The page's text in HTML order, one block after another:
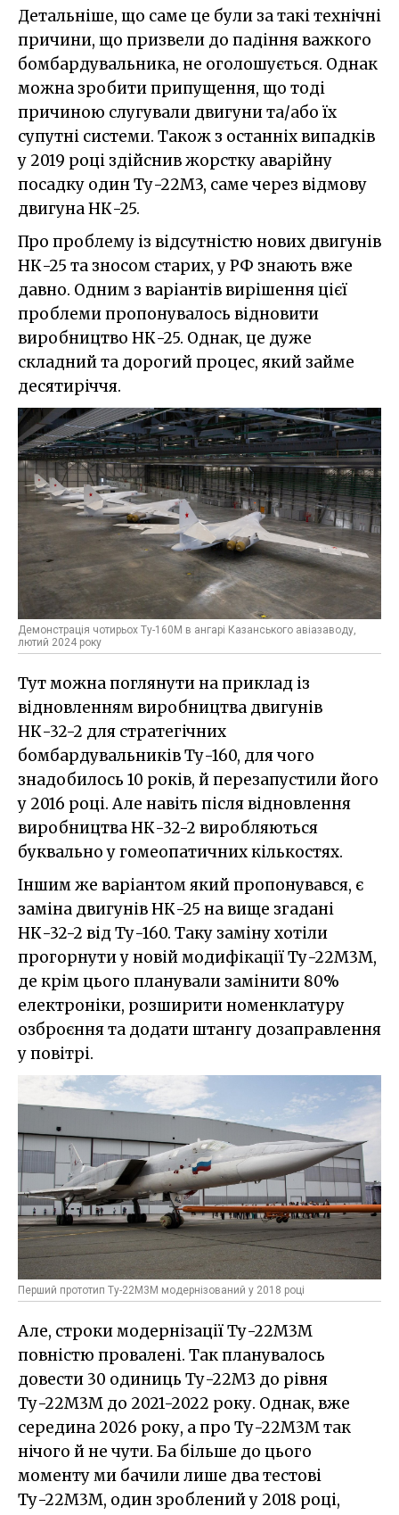
Детальніше, що саме це були за такі технічні
причини, що призвели до падіння важкого
бомбардувальника, не оголошується. Однак
можна зробити припущення, що тоді
причиною слугували двигуни та/або їх
супутні системи. Також з останніх випадків
у 2019 році здійснив жорстку аварійну
посадку один Ту-22М3, саме через відмову
двигуна НК-25.
Про проблему із відсутністю нових двигунів
НК-25 та зносом старих, у РФ знають вже
давно. Одним з варіантів вирішення цієї
проблеми пропонувалось відновити
виробництво НК-25. Однак, це дуже
складний та дорогий процес, який займе
десятиріччя.
Демонстрація чотирьох Ту-160М в ангарі Казанського авіазаводу,
лютий 2024 року
Тут можна поглянути на приклад із
відновленням виробництва двигунів
НК-32-2 для стратегічних
бомбардувальників Ту-160, для чого
знадобилось 10 років, й перезапустили його
у 2016 році. Але навіть після відновлення
виробництва НК-32-2 виробляються
буквально у гомеопатичних кількостях.
Іншим же варіантом який пропонувався, є
заміна двигунів НК-25 на вище згадані
НК-32-2 від Ту-160. Таку заміну хотіли
прогорнути у новій модифікації Ту-22М3М,
де крім цього планували замінити 80%
електроніки, розширити номенклатуру
озброєння та додати штангу дозаправлення
у повітрі.
Перший прототип Ту-22М3М модернізований у 2018 році
Але, строки модернізації Ту-22М3М
повністю провалені. Так планувалось
довести 30 одиниць Ту-22М3 до рівня
Ту-22М3М до 2021-2022 року. Однак, вже
середина 2026 року, а про Ту-22М3М так
нічого й не чути. Ба більше до цього
моменту ми бачили лише два тестові
Ту-22М3М, один зроблений у 2018 році,